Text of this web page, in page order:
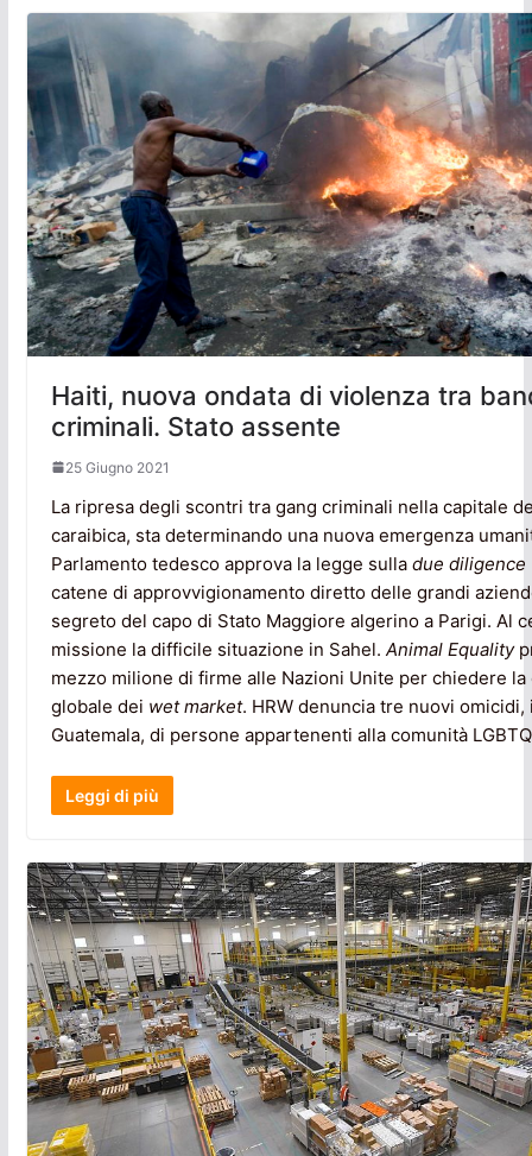
Haiti, nuova ondata di violenza tra
criminali. Stato assente
25 Giugno 2021
La ripresa degli scontri tra gang criminali nella capitale
caraibica, sta determinando una nuova emergenza
Parlamento tedesco approva la legge sulla due diligence
catene di approvvigionamento diretto delle grandi
segreto del capo di Stato Maggiore algerino a Parigi. Al
missione la difficile situazione in Sahel. Animal Equality
mezzo milione di firme alle Nazioni Unite per chiedere la
globale dei wet market. HRW denuncia tre nuovi omicidi,
Guatemala, di persone appartenenti alla comunità
Leggi di più